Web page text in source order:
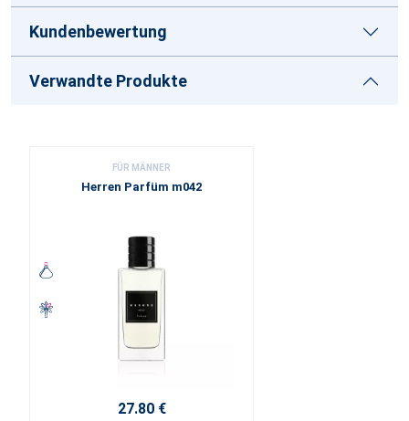
Kundenbewertung
Verwandte Produkte
FÜR MÄNNER
Herren Parfüm m042
27.80 €